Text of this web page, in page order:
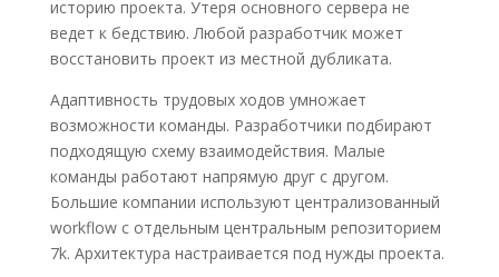
историю проекта. Утеря основного сервера не
ведет к бедствию. Любой разработчик может
восстановить проект из местной дубликата.
Адаптивность трудовых ходов умножает
возможности команды. Разработчики подбирают
подходящую схему взаимодействия. Малые
команды работают напрямую друг с другом.
Большие компании используют централизованный
workflow с отдельным центральным репозиторием
7k. Архитектура настраивается под нужды проекта.